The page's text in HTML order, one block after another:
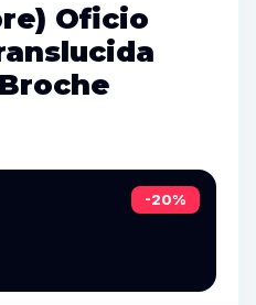
Oficio
-20%